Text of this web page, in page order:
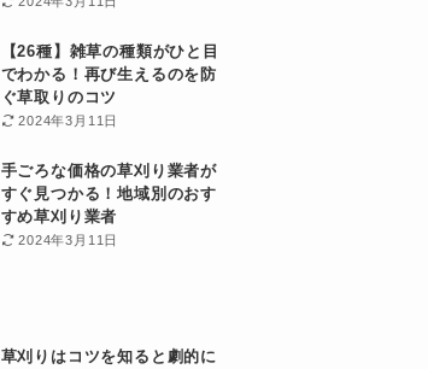
【26種】雑草の種類がひと目
でわかる！再び生えるのを防
ぐ草取りのコツ
2024年3月11日
手ごろな価格の草刈り業者が
すぐ見つかる！地域別のおす
すめ草刈り業者
2024年3月11日
草刈りはコツを知ると劇的に